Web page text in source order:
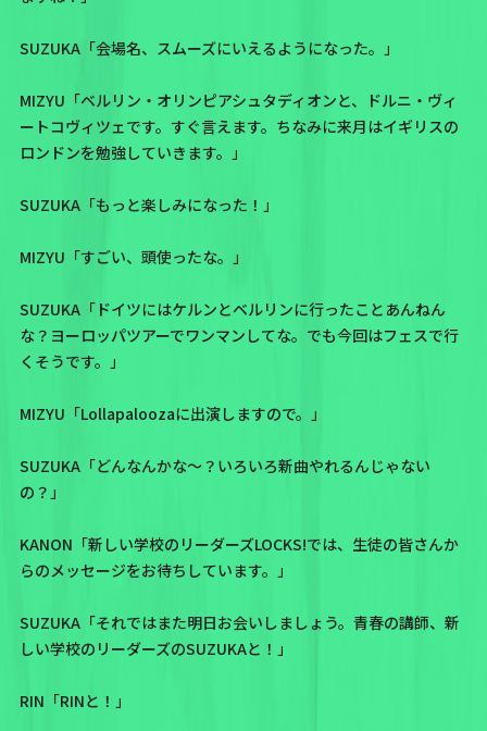
SUZUKA「会場名、スムーズにいえるようになった。」
MIZYU「ベルリン・オリンピアシュタディオンと、ドルニ・ヴィ
ートコヴィツェです。すぐ言えます。ちなみに来月はイギリスの
ロンドンを勉強していきます。」
SUZUKA「もっと楽しみになった！」
MIZYU「すごい、頭使ったな。」
SUZUKA「ドイツにはケルンとベルリンに行ったことあんねん
な？ヨーロッパツアーでワンマンしてな。でも今回はフェスで行
くそうです。」
MIZYU「Lollapaloozaに出演しますので。」
SUZUKA「どんなんかな〜？いろいろ新曲やれるんじゃない
の？」
KANON「新しい学校のリーダーズLOCKS!では、生徒の皆さんか
らのメッセージをお待ちしています。」
SUZUKA「それではまた明日お会いしましょう。青春の講師、新
しい学校のリーダーズのSUZUKAと！」
RIN「RINと！」